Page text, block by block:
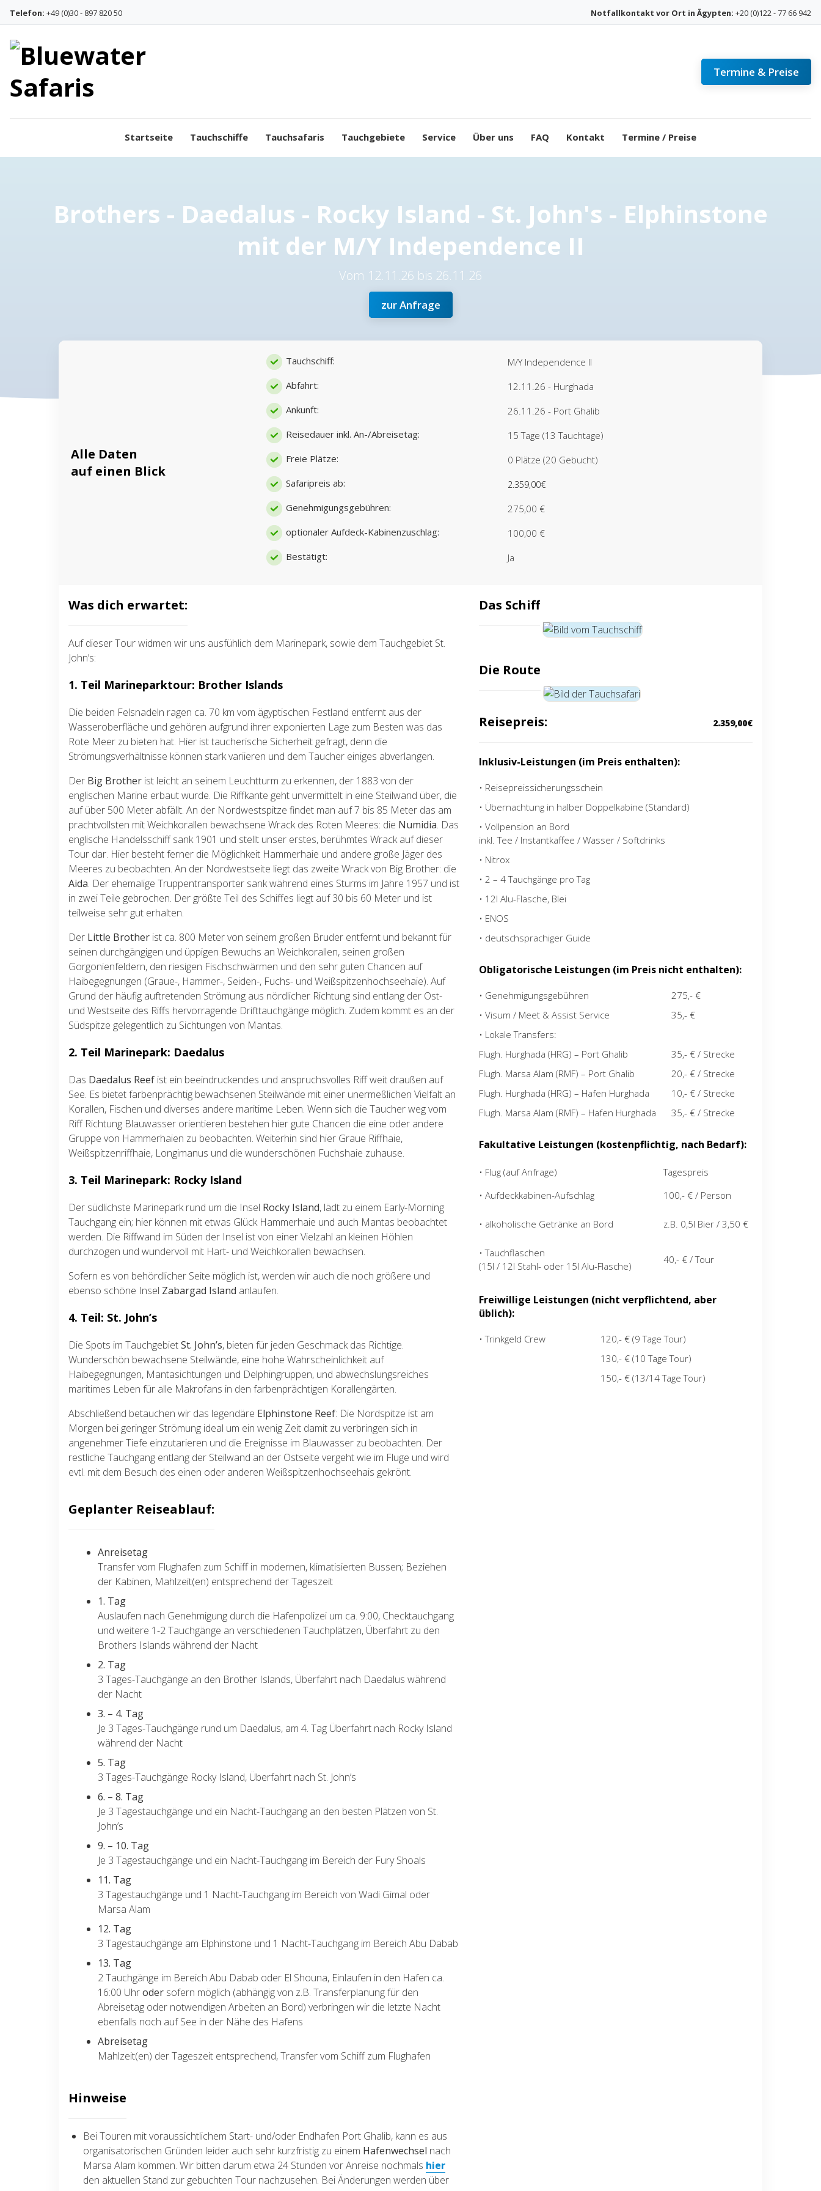
Skip to content
Telefon: +49 (0)30 - 897 820 50 Notfallkontakt vor Ort in Ägypten: +20 (0)122 - 77 66 942
Termine & Preise
Startseite Tauchschiffe Tauchsafaris Tauchgebiete Service Über uns FAQ Kontakt Termine / Preise
Brothers - Daedalus - Rocky Island - St. John's - Elphinstone
mit der M/Y Independence II
Vom 12.11.26 bis 26.11.26
zur Anfrage
Alle Daten
auf einen Blick
Tauchschiff:
M/Y Independence II
Abfahrt:
12.11.26 - Hurghada
Ankunft:
26.11.26 - Port Ghalib
Reisedauer inkl. An-/Abreisetag:
15 Tage (13 Tauchtage)
Freie Plätze:
0 Plätze (20 Gebucht)
Safaripreis ab:
2.359,00€
Genehmigungsgebühren:
275,00 €
optionaler Aufdeck-Kabinenzuschlag:
100,00 €
Bestätigt:
Ja
Was dich erwartet:
Auf dieser Tour widmen wir uns ausfühlich dem Marinepark, sowie dem Tauchgebiet St.
John’s:
1. Teil Marineparktour: Brother Islands
Die beiden Felsnadeln ragen ca. 70 km vom ägyptischen Festland entfernt aus der
Wasseroberfläche und gehören aufgrund ihrer exponierten Lage zum Besten was das
Rote Meer zu bieten hat. Hier ist taucherische Sicherheit gefragt, denn die
Strömungsverhältnisse können stark variieren und dem Taucher einiges abverlangen.
Der Big Brother ist leicht an seinem Leuchtturm zu erkennen, der 1883 von der
englischen Marine erbaut wurde. Die Riffkante geht unvermittelt in eine Steilwand über, die
auf über 500 Meter abfällt. An der Nordwestspitze findet man auf 7 bis 85 Meter das am
prachtvollsten mit Weichkorallen bewachsene Wrack des Roten Meeres: die Numidia. Das
englische Handelsschiff sank 1901 und stellt unser erstes, berühmtes Wrack auf dieser
Tour dar. Hier besteht ferner die Möglichkeit Hammerhaie und andere große Jäger des
Meeres zu beobachten. An der Nordwestseite liegt das zweite Wrack von Big Brother: die
Aida. Der ehemalige Truppentransporter sank während eines Sturms im Jahre 1957 und ist
in zwei Teile gebrochen. Der größte Teil des Schiffes liegt auf 30 bis 60 Meter und ist
teilweise sehr gut erhalten.
Der Little Brother ist ca. 800 Meter von seinem großen Bruder entfernt und bekannt für
seinen durchgängigen und üppigen Bewuchs an Weichkorallen, seinen großen
Gorgonienfeldern, den riesigen Fischschwärmen und den sehr guten Chancen auf
Haibegegnungen (Graue-, Hammer-, Seiden-, Fuchs- und Weißspitzenhochseehaie). Auf
Grund der häufig auftretenden Strömung aus nördlicher Richtung sind entlang der Ost-
und Westseite des Riffs hervorragende Drifttauchgänge möglich. Zudem kommt es an der
Südspitze gelegentlich zu Sichtungen von Mantas.
2. Teil Marinepark: Daedalus
Das Daedalus Reef ist ein beeindruckendes und anspruchsvolles Riff weit draußen auf
See. Es bietet farbenprächtig bewachsenen Steilwände mit einer unermeßlichen Vielfalt an
Korallen, Fischen und diverses andere maritime Leben. Wenn sich die Taucher weg vom
Riff Richtung Blauwasser orientieren bestehen hier gute Chancen die eine oder andere
Gruppe von Hammerhaien zu beobachten. Weiterhin sind hier Graue Riffhaie,
Weißspitzenriffhaie, Longimanus und die wunderschönen Fuchshaie zuhause.
3. Teil Marinepark: Rocky Island
Der südlichste Marinepark rund um die Insel Rocky Island, lädt zu einem Early-Morning
Tauchgang ein; hier können mit etwas Glück Hammerhaie und auch Mantas beobachtet
werden. Die Riffwand im Süden der Insel ist von einer Vielzahl an kleinen Höhlen
durchzogen und wundervoll mit Hart- und Weichkorallen bewachsen.
Sofern es von behördlicher Seite möglich ist, werden wir auch die noch größere und
ebenso schöne Insel Zabargad Island anlaufen.
4. Teil: St. John’s
Die Spots im TauchgebietSt. John’s, bieten für jeden Geschmack das Richtige.
Wunderschön bewachsene Steilwände, eine hohe Wahrscheinlichkeit auf
Haibegegnungen, Mantasichtungen und Delphingruppen, und abwechslungsreiches
maritimes Leben für alle Makrofans in den farbenprächtigen Korallengärten.
Abschließend betauchen wir das legendäre Elphinstone Reef: Die Nordspitze ist am
Morgen bei geringer Strömung ideal um ein wenig Zeit damit zu verbringen sich in
angenehmer Tiefe einzutarieren und die Ereignisse im Blauwasser zu beobachten. Der
restliche Tauchgang entlang der Steilwand an der Ostseite vergeht wie im Fluge und wird
evtl. mit dem Besuch des einen oder anderen Weißspitzenhochseehais gekrönt.
Geplanter Reiseablauf:
Anreisetag
Transfer vom Flughafen zum Schiff in modernen, klimatisierten Bussen; Beziehen
der Kabinen, Mahlzeit(en) entsprechend der Tageszeit
1. Tag
Auslaufen nach Genehmigung durch die Hafenpolizei um ca. 9:00, Checktauchgang
und weitere 1-2 Tauchgänge an verschiedenen Tauchplätzen, Überfahrt zu den
Brothers Islands während der Nacht
2. Tag
3 Tages-Tauchgänge an den Brother Islands, Überfahrt nach Daedalus während
der Nacht
3. – 4. Tag
Je 3 Tages-Tauchgänge rund um Daedalus, am 4. Tag Überfahrt nach Rocky Island
während der Nacht
5. Tag
3 Tages-Tauchgänge Rocky Island, Überfahrt nach St. John’s
6. – 8. Tag
Je 3 Tagestauchgänge und ein Nacht-Tauchgang an den besten Plätzen von St.
John’s
9. – 10. Tag
Je 3 Tagestauchgänge und ein Nacht-Tauchgang im Bereich der Fury Shoals
11. Tag
3 Tagestauchgänge und 1 Nacht-Tauchgang im Bereich von Wadi Gimal oder
Marsa Alam
12. Tag
3 Tagestauchgänge am Elphinstone und 1 Nacht-Tauchgang im Bereich Abu Dabab
13. Tag
2 Tauchgänge im Bereich Abu Dabab oder El Shouna, Einlaufen in den Hafen ca.
16:00 Uhroder sofern möglich (abhängig von z.B. Transferplanung für den
Abreisetag oder notwendigen Arbeiten an Bord) verbringen wir die letzte Nacht
ebenfalls noch auf See in der Nähe des Hafens
Abreisetag
Mahlzeit(en) der Tageszeit entsprechend, Transfer vom Schiff zum Flughafen
Hinweise
Bei Touren mit voraussichtlichem Start- und/oder Endhafen Port Ghalib, kann es aus
organisatorischen Gründen leider auch sehr kurzfristig zu einem Hafenwechsel nach
Marsa Alam kommen. Wir bitten darum etwa 24 Stunden vor Anreise nochmals hier
den aktuellen Stand zur gebuchten Tour nachzusehen. Bei Änderungen werden über
Das Schiff
Die Route
Reisepreis: 2.359,00€
Inklusiv-Leistungen (im Preis enthalten):
• Reisepreissicherungsschein
• Übernachtung in halber Doppelkabine (Standard)
• Vollpension an Bord
inkl. Tee / Instantkaffee / Wasser / Softdrinks
• Nitrox
• 2 – 4 Tauchgänge pro Tag
• 12l Alu-Flasche, Blei
• ENOS
• deutschsprachiger Guide
Obligatorische Leistungen (im Preis nicht enthalten):
• Genehmigungsgebühren
275,- €
• Visum / Meet & Assist Service
35,- €
• Lokale Transfers:
Flugh. Hurghada (HRG) – Port Ghalib
35,- € / Strecke
Flugh. Marsa Alam (RMF) – Port Ghalib
20,- € / Strecke
Flugh. Hurghada (HRG) – Hafen Hurghada
10,- € / Strecke
Flugh. Marsa Alam (RMF) – Hafen Hurghada
35,- € / Strecke
Fakultative Leistungen (kostenpflichtig, nach Bedarf):
• Flug (auf Anfrage)
Tagespreis
• Aufdeckkabinen-Aufschlag
100,- € / Person
• alkoholische Getränke an Bord z.B. 0,5l Bier / 3,50 €
• Tauchflaschen
(15l / 12l Stahl- oder 15l Alu-Flasche)
40,- € / Tour
Freiwillige Leistungen (nicht verpflichtend, aber
üblich):
• Trinkgeld Crew
120,- € (9 Tage Tour)
130,- € (10 Tage Tour)
150,- € (13/14 Tage Tour)